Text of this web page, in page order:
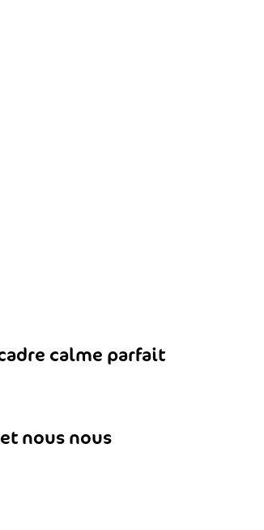
calme parfait
nous nous